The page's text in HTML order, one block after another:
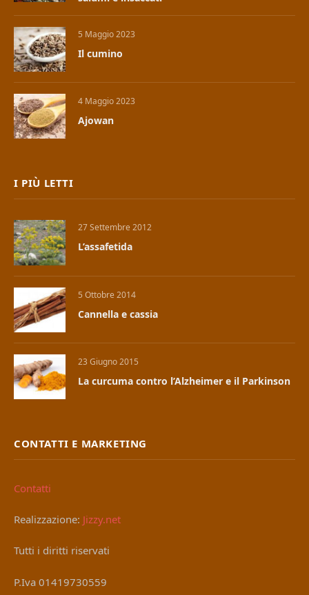
5 Maggio 2023
Il cumino
4 Maggio 2023
Ajowan
I PIÙ LETTI
27 Settembre 2012
L’assafetida
5 Ottobre 2014
Cannella e cassia
23 Giugno 2015
La curcuma contro l’Alzheimer e il Parkinson
CONTATTI E MARKETING
Contatti
Realizzazione: Jizzy.net
Tutti i diritti riservati
P.Iva 01419730559